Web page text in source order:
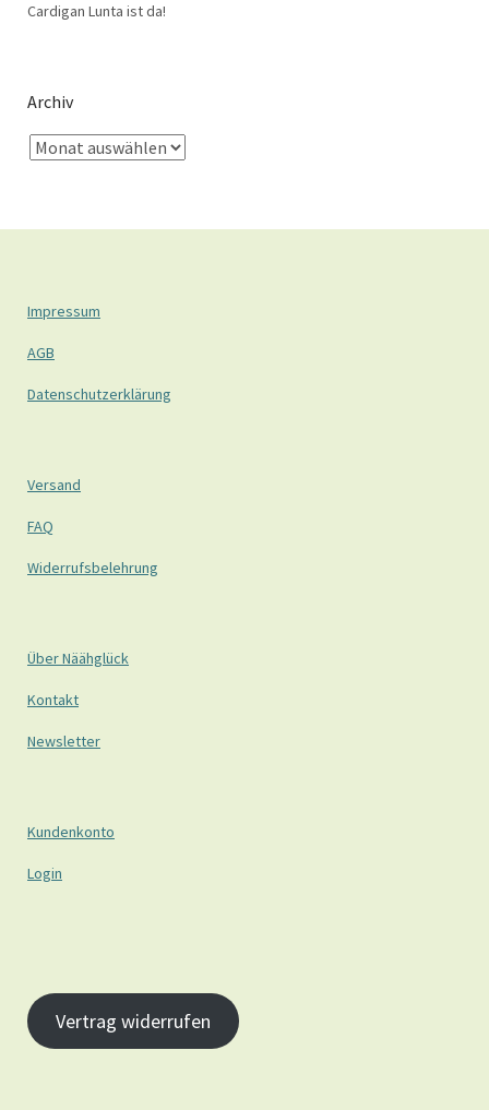
Cardigan Lunta ist da!
Archiv
Impressum
AGB
Datenschutzerklärung
Versand
FAQ
Widerrufsbelehrung
Über Näähglück
Kontakt
Newsletter
Kundenkonto
Login
Vertrag widerrufen